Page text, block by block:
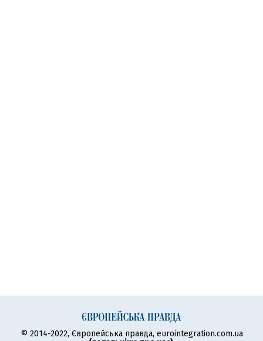
© 2014-2022, Європейська правда, eurointegration.com.ua